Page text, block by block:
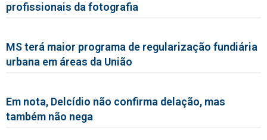
profissionais da fotografia
MS terá maior programa de regularização fundiária
urbana em áreas da União
Em nota, Delcídio não confirma delação, mas
também não nega